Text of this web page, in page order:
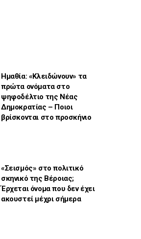
Ημαθία: «Κλειδώνουν» τα
πρώτα ονόματα στο
ψηφοδέλτιο της Νέας
Δημοκρατίας – Ποιοι
βρίσκονται στο προσκήνιο
«Σεισμός» στο πολιτικό
σκηνικό της Βέροιας;
Έρχεται όνομα που δεν έχει
ακουστεί μέχρι σήμερα